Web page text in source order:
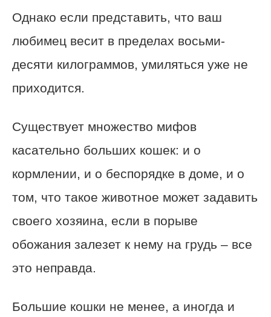
Однако если представить, что ваш
любимец весит в пределах восьми-
десяти килограммов, умиляться уже не
приходится.
Существует множество мифов
касательно больших кошек: и о
кормлении, и о беспорядке в доме, и о
том, что такое животное может задавить
своего хозяина, если в порыве
обожания залезет к нему на грудь – все
это неправда.
Большие кошки не менее, а иногда и